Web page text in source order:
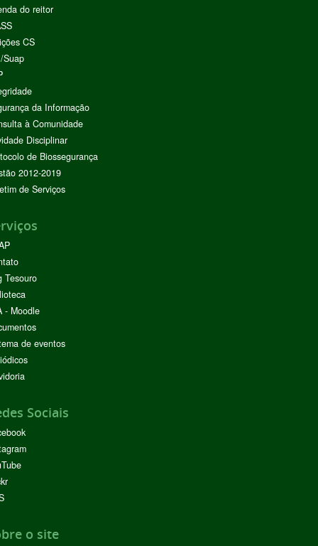
do reitor
CS
Suap
da Informação
à Comunidade
Disciplinar
de Biossegurança
2012-2019
de Serviços
Tesouro
- Moodle
de eventos
Sociais
o site